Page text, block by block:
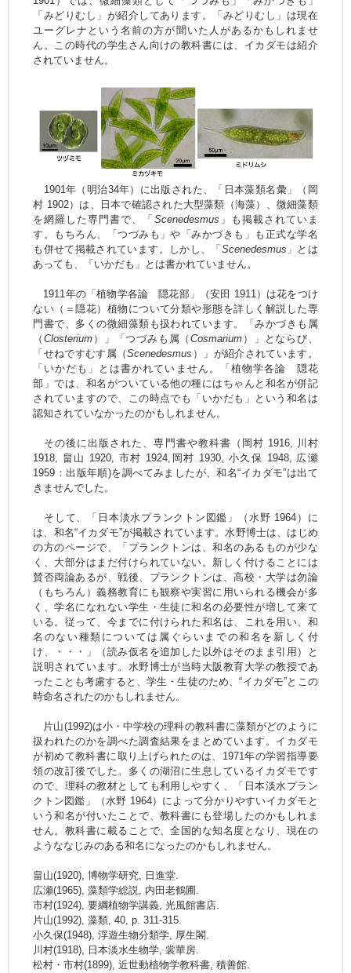
「みどりむし」が紹介してあります。「みどりむし」は現在
ユーグレナという名前の方が聞いた人があるかもしれませ
ん。この時代の学生さん向けの教科書には、イカダモは紹介
されていません。
1901年（明治34年）に出版された、「日本藻類名彙」（岡
村 1902）は、日本で確認された大型藻類（海藻）、微細藻類
を網羅した専門書で、「 Scenedesmus 」も掲載されていま
す。もちろん、「つづみも」や「みかづきも」も正式な学名
も併せて掲載されています。しかし、「 Scenedesmus 」とは
あっても、「いかだも」とは書かれていません。
1911年の「植物学各論 隠花部」（安田 1911）は花をつけ
ない（＝隠花）植物について分類や形態を詳しく解説した専
門書で、多くの微細藻類も扱われています。「みかづきも属
（Closterium ）」「つづみも属（Cosmarium ）」とならび、
「せねですむす属（Scenedesmus ）」が紹介されています。
「いかだも」とは書かれていません。「植物学各論 隠花
部」では、和名がついている他の種にはちゃんと和名が併記
されていますので、この時点でも「いかだも」という和名は
認知されていなかったのかもしれません。
その後に出版された、専門書や教科書（岡村 1916, 川村
1918, 畠山 1920, 市村 1924,岡村 1930, 小久保 1948, 広瀬
1959：出版年順)を調べてみましたが、和名“イカダモ”は出て
きませんでした。
そして、「日本淡水プランクトン図鑑」（水野 1964）に
は、和名“イカダモ”が掲載されています。水野博士は、はじめ
の方のページで、「プランクトンは、和名のあるものが少な
く、大部分はまだ付けられていない。新しく付けることには
賛否両論あるが、戦後、プランクトンは、高校・大学は勿論
（もちろん）義務教育にも観察や実習に用いられる機会が多
く、学名になれない学生・生徒に和名の必要性が増して来て
いる。従って、今までに付けられた和名は、これを用い、和
名のない種類については属ぐらいまでの和名を新しく付
け、・・・」（読み仮名を追加した以外はそのまま引用）と
説明されています。水野博士が当時大阪教育大学の教授であ
ったことも考慮すると、学生・生徒のため、“イカダモ”とこの
時命名されたのかもしれません。
片山(1992)は小・中学校の理科の教科書に藻類がどのように
扱われたのかを調べた調査結果をまとめています。イカダモ
が初めて教科書に取り上げられたのは、1971年の学習指導要
領の改訂後でした。多くの湖沼に生息しているイカダモです
ので、理科の教材としても利用しやすく、「日本淡水プラン
クトン図鑑」（水野 1964）によって分かりやすいイカダモと
いう和名が付いたことで、教科書にも登場したのかもしれま
せん。教科書に載ることで、全国的な知名度となり、現在の
ようななじみのある和名になったのかもしれません。
畠山(1920), 博物学研究, 日進堂.
広瀬(1965), 藻類学総説, 内田老鶴圃.
市村(1924), 要綱植物学講義, 光風館書店.
片山(1992), 藻類, 40, p. 311-315.
小久保(1948), 浮遊生物分類学, 厚生閣.
川村(1918), 日本淡水生物学, 裳華房.
松村・市村(1899), 近世動植物学教科書, 積善館.